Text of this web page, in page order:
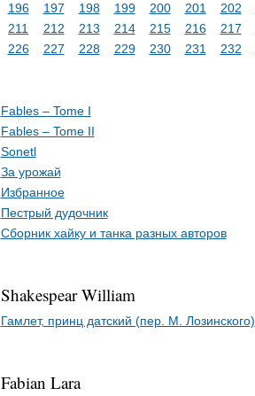
196
197 198 199 200 201 202
211
212 213 214 215 216 217
226
227 228 229 230 231 232
Fables – Tome I
Fables – Tome II
Sonetl
За урожай
Избранное
Пестрый дудочник
Сборник хайку и танка разных авторов
Shakespear William
Гамлет, принц датский (пер. М. Лозинского)
Fabian Lara